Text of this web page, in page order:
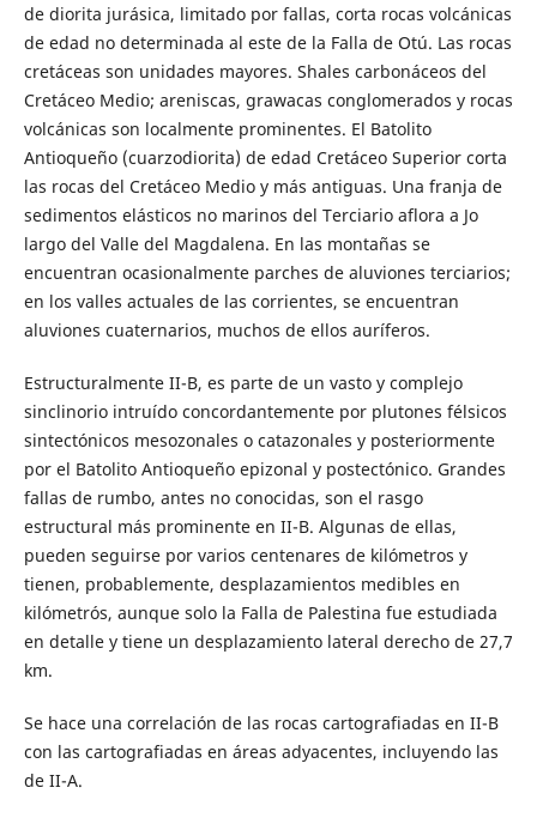
de diorita jurásica, limitado por fallas, corta rocas volcánicas
de edad no determinada al este de la Falla de Otú. Las rocas
cretáceas son unidades mayores. Shales carbonáceos del
Cretáceo Medio; areniscas, grawacas conglomerados y rocas
volcánicas son localmente prominentes. El Batolito
Antioqueño (cuarzodiorita) de edad Cretáceo Superior corta
las rocas del Cretáceo Medio y más antiguas. Una franja de
sedimentos elásticos no marinos del Terciario aflora a Jo
largo del Valle del Magdalena. En las montañas se
encuentran ocasionalmente parches de aluviones terciarios;
en los valles actuales de las corrientes, se encuentran
aluviones cuaternarios, muchos de ellos auríferos.
Estructuralmente II-B, es parte de un vasto y complejo
sinclinorio intruído concordantemente por plutones félsicos
sintectónicos mesozonales o catazonales y posteriormente
por el Batolito Antioqueño epizonal y postectónico. Grandes
fallas de rumbo, antes no conocidas, son el rasgo
estructural más prominente en II-B. Algunas de ellas,
pueden seguirse por varios centenares de kilómetros y
tienen, probablemente, desplazamientos medibles en
kilómetrós, aunque solo la Falla de Palestina fue estudiada
en detalle y tiene un desplazamiento lateral derecho de 27,7
km.
Se hace una correlación de las rocas cartografiadas en II-B
con las cartografiadas en áreas adyacentes, incluyendo las
de II-A.